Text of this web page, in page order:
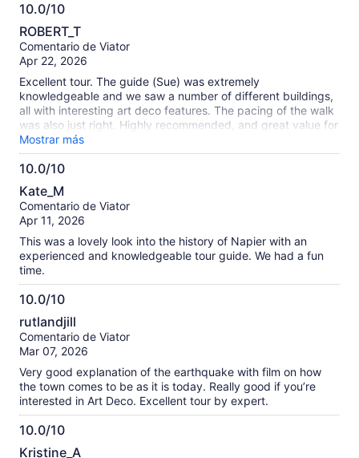
10.0/10
10.0
de
10
ROBERT_T
Comentario de Viator
Apr 22, 2026
Excellent tour. The guide (Sue) was extremely
knowledgeable and we saw a number of different buildings,
all with interesting art deco features. The pacing of the walk
was also just right. Highly recommended, and great value for
money.
Mostrar más
10.0/10
10.0
de
10
Kate_M
Comentario de Viator
Apr 11, 2026
This was a lovely look into the history of Napier with an
experienced and knowledgeable tour guide. We had a fun
time.
10.0/10
10.0
de
10
rutlandjill
Comentario de Viator
Mar 07, 2026
Very good explanation of the earthquake with film on how
the town comes to be as it is today. Really good if you’re
interested in Art Deco. Excellent tour by expert.
10.0/10
10.0
Kristine_A